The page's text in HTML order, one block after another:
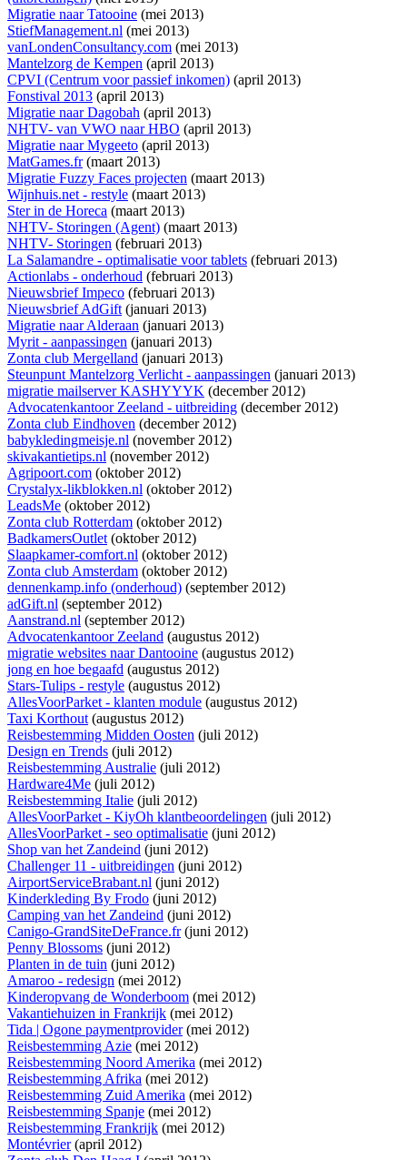
Migratie naar Tatooine (mei 2013)
StiefManagement.nl (mei 2013)
vanLondenConsultancy.com (mei 2013)
Mantelzorg de Kempen (april 2013)
CPVI (Centrum voor passief inkomen) (april 2013)
Fonstival 2013 (april 2013)
Migratie naar Dagobah (april 2013)
NHTV- van VWO naar HBO (april 2013)
Migratie naar Mygeeto (april 2013)
MatGames.fr(maart 2013)
Migratie Fuzzy Faces projecten (maart 2013)
Wijnhuis.net - restyle (maart 2013)
Ster in de Horeca (maart 2013)
NHTV- Storingen (Agent) (maart 2013)
NHTV- Storingen (februari 2013)
La Salamandre - optimalisatie voor tablets (februari 2013)
Actionlabs - onderhoud (februari 2013)
Nieuwsbrief Impeco (februari 2013)
Nieuwsbrief AdGift(januari 2013)
Migratie naar Alderaan (januari 2013)
Myrit - aanpassingen (januari 2013)
Zonta club Mergelland (januari 2013)
Steunpunt Mantelzorg Verlicht - aanpassingen (januari 2013)
migratie mailserver KASHYYYK (december 2012)
Advocatenkantoor Zeeland - uitbreiding (december 2012)
Zonta club Eindhoven (december 2012)
babykledingmeisje.nl (november 2012)
skivakantietips.nl (november 2012)
Agripoort.com (oktober 2012)
Crystalyx-likblokken.nl (oktober 2012)
LeadsMe (oktober 2012)
Zonta club Rotterdam (oktober 2012)
BadkamersOutlet(oktober 2012)
Slaapkamer-comfort.nl (oktober 2012)
Zonta club Amsterdam (oktober 2012)
dennenkamp.info (onderhoud) (september 2012)
adGift.nl (september 2012)
Aanstrand.nl (september 2012)
Advocatenkantoor Zeeland (augustus 2012)
migratie websites naar Dantooine (augustus 2012)
jong en hoe begaafd (augustus 2012)
Stars-Tulips - restyle (augustus 2012)
AllesVoorParket - klanten module (augustus 2012)
Taxi Korthout(augustus 2012)
Reisbestemming Midden Oosten (juli 2012)
Design en Trends (juli 2012)
Reisbestemming Australie (juli 2012)
Hardware4Me (juli 2012)
Reisbestemming Italie (juli 2012)
AllesVoorParket - KiyOh klantbeoordelingen (juli 2012)
AllesVoorParket - seo optimalisatie (juni 2012)
Shop van het Zandeind (juni 2012)
Challenger 11 - uitbreidingen (juni 2012)
AirportServiceBrabant.nl (juni 2012)
Kinderkleding By Frodo (juni 2012)
Camping van het Zandeind (juni 2012)
Canigo-GrandSiteDeFrance.fr(juni 2012)
Penny Blossoms (juni 2012)
Planten in de tuin (juni 2012)
Amaroo - redesign (mei 2012)
Kinderopvang de Wonderboom (mei 2012)
Vakantiehuizen in Frankrijk (mei 2012)
Tida | Ogone paymentprovider(mei 2012)
Reisbestemming Azie (mei 2012)
Reisbestemming Noord Amerika (mei 2012)
Reisbestemming Afrika (mei 2012)
Reisbestemming Zuid Amerika (mei 2012)
Reisbestemming Spanje (mei 2012)
Reisbestemming Frankrijk (mei 2012)
Montévrier(april 2012)